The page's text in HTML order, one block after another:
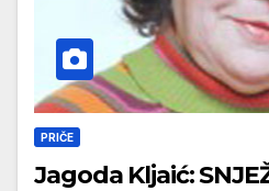
PRIČE